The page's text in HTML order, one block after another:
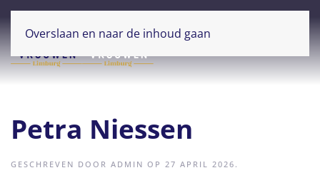
Overslaan en naar de inhoud gaan
Petra Niessen
GESCHREVEN DOOR ADMIN OP 27 APRIL 2026 .